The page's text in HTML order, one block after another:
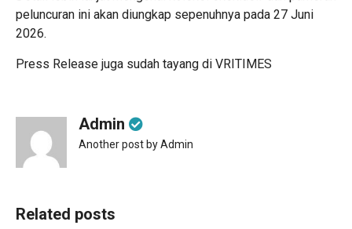
peluncuran ini akan diungkap sepenuhnya pada 27 Juni
2026.
Press Release juga sudah tayang di VRITIMES
Admin
Another post by Admin
Related posts